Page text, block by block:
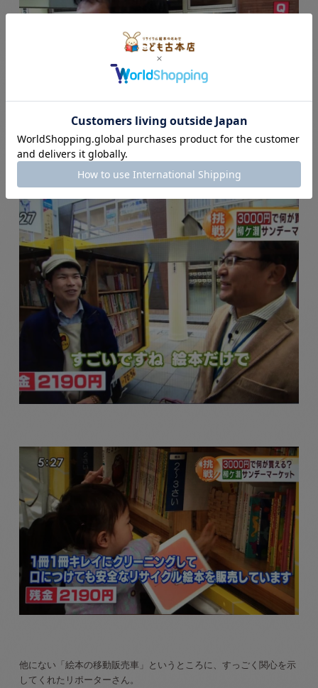
他にない「絵本の移動販売車」というところに、すっごく関心を示
してくれたリポーターさん。